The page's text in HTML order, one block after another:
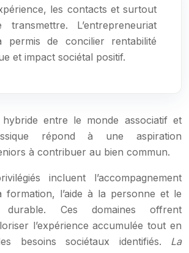
les contacts et surtout
transmettre. L’entrepreneuriat
permis de concilier rentabilité
et impact sociétal positif.
entre le monde associatif et
répond à une aspiration
à contribuer au bien commun.
incluent l’accompagnement
formation, l’aide à la personne et le
durable. Ces domaines offrent
l’expérience accumulée tout en
besoins sociétaux identifiés. La